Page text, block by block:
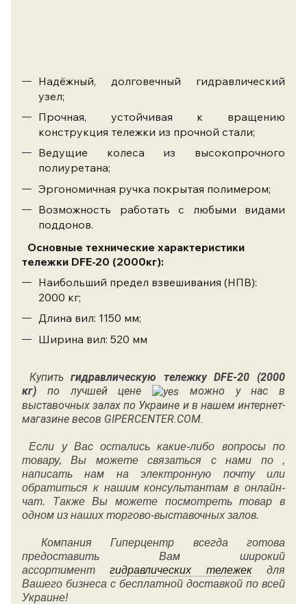
Надёжный, долговечный гидравлический
узел;
Прочная, устойчивая к вращению
конструкция тележки из прочной стали;
Ведущие колеса из высокопрочного
полиуретана;
Эргономичная ручка покрытая полимером;
Возможность работать с любыми видами
поддонов.
Основные технические характеристики
тележки DFE-20 (2000кг):
Наибольший предел взвешивания (НПВ):
2000 кг;
Длина вил: 1150 мм;
Ширина вил: 520 мм
Купитьгидравлическую тележкуDFE-20 (2000
кг) по лучшей цене
можно у нас в
выставочных залах по Украине и в нашем интернет-
магазине весов GIPERCENTER.COM.
Если у Вас остались какие-либо вопросы по
товару, Вы можете связаться с нами по ,
написать нам на электронную почту или
обратиться к нашим консультантам в онлайн-
чат. Также Вы можете посмотреть товар в
одном из наших торгово-выставочных залов.
Компания Гиперцентр всегда готова
предоставить Вам широкий
ассортиментгидравлических тележекдля
Вашего бизнеса с бесплатной доставкой по всей
Украине!